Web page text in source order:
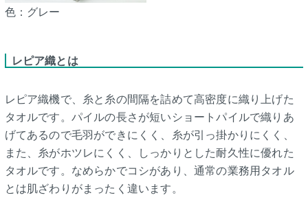
色：グレー
レピア織とは
レピア織機で、糸と糸の間隔を詰めて高密度に織り上げた
タオルです。パイルの長さが短いショートパイルで織りあ
げてあるので毛羽ができにくく、糸が引っ掛かりにくく、
また、糸がホツレにくく、しっかりとした耐久性に優れた
タオルです。なめらかでコシがあり、通常の業務用タオル
とは肌ざわりがまったく違います。